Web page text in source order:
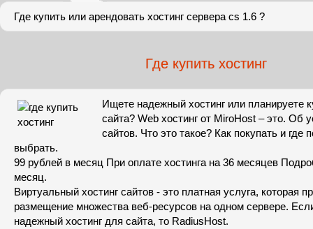
Где купить или арендовать хостинг сервера cs 1.6 ?
Где купить хостинг
Ищете надежный хостинг или планируете
сайта? Web хостинг от MiroHost – это. Об
сайтов. Что это такое? Как покупать и где
выбрать.
99 рублей в месяц При оплате хостинга на 36 месяцев
месяц.
Виртуальный хостинг сайтов - это платная услуга, которая
размещение множества веб-ресурсов на одном сервере.
надежный хостинг для сайта, то RadiusHost.